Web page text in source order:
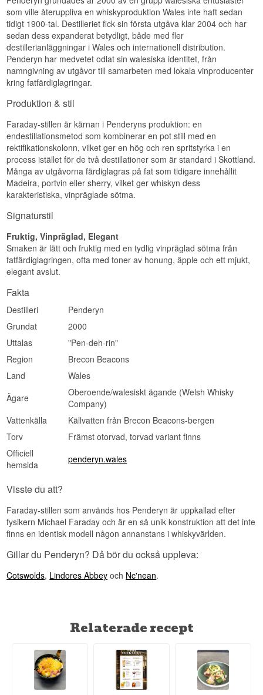
Fattyp: Jamaicanska rom- och rubinportvinsfat
Ej kylfiltrerad: Ja
Destillationsmetod: Faraday-destillation
Edition: Icons of Wales No. 9
EAN nr.: 5011594001729
Smakprofil
Lagen David Lloyd George införde 1915 för att
begränsa alkoholkonsumtionen under första
världskriget krävde minst tre års fatlagring av all
sprit — en regel som fortfarande gäller för skotsk
och walesisk whisky idag, över hundra år senare.
Se hela vårt sortiment avPenderyn
Lyssna på vår podd:
Eftersmaken är medellång, med rök och vanilj
som dröjer sig kvar länge efter att glaset är tomt.
Specifikationer
Namn: Penderyn Peated Single Malt Welsh
Whisky 46%
Storlek: 70 CL
Fattyp: Ex-bourbonfat med efterlagring på ex-
torvrökta skotska whiskyfat
Ej kylfiltrerad: Ja
Destillationsmetod: Faraday-destillation
Antal flaskor: Cirka 5.000 per år
EAN nr.: 5011594010721
Visste du att?
Penderyn tillsätter ingen torvad malt alls i
single malt du kan hitta.
Lyssna på vår podd:
som ville återuppliva en whiskyproduktion Wales inte haft sedan
tidigt 1900-tal. Destilleriet fick sin första utgåva klar 2004 och har
sedan dess expanderat betydligt, både med fler
destillerianläggningar i Wales och internationell distribution.
Penderyn har medvetet odlat sin walesiska identitet, från
namngivning av utgåvor till samarbeten med lokala vinproducenter
kring fatfärdiglagringar.
Produktion & stil
Faraday-stillen är kärnan i Penderyns produktion: en
endestillationsmetod som kombinerar en pot still med en
rektifikationskolonn, vilket ger en hög och ren spritstyrka i en
process istället för de två destillationer som är standard i Skottland.
Många av utgåvorna färdiglagras på fat som tidigare innehållit
Madeira, portvin eller sherry, vilket ger whiskyn dess
karakteristiska, vinpräglade sötma.
Signaturstil
Fruktig, Vinpräglad, Elegant
Smaken är lätt och fruktig med en tydlig vinpräglad sötma från
fatfärdiglagringen, ofta med toner av honung, äpple och ett mjukt,
elegant avslut.
Fakta
Destilleri
Penderyn
Grundat
2000
Uttalas
"Pen-deh-rin"
Region
Brecon Beacons
Land
Wales
Ägare
Oberoende/walesiskt ägande (Welsh Whisky
Company)
Vattenkälla
Källvatten från Brecon Beacons-bergen
Torv
Främst otorvad, torvad variant finns
Officiell
hemsida
penderyn.wales
Visste du att?
Faraday-stillen som används hos Penderyn är uppkallad efter
fysikern Michael Faraday och är en så unik konstruktion att det inte
finns en identisk modell någon annanstans i whiskyvärlden.
Gillar du Penderyn? Då bör du också uppleva:
Cotswolds, Lindores Abbey och Nc'nean.
Relaterade recept